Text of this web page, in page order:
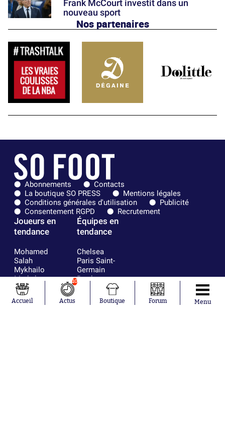
Frank McCourt investit dans un
nouveau sport
Nos partenaires
Abonnements
Contacts
La boutique SO PRESS
Mentions légales
Conditions générales d'utilisation
Publicité
Consentement RGPD
Recrutement
Joueurs en
tendance
Mohamed
Salah
Mykhailo
Mudryk
Neymar
Khalis Merah
Loïs Openda
Équipes en
tendance
Chelsea
Paris Saint-
Germain
Bordeaux
Olympique
lyonnais
FIFA
Accueil
10
Actus Boutique Forum Menu